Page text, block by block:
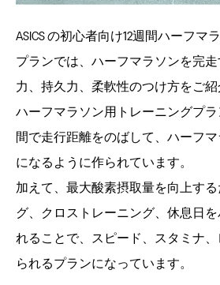
ASICS の初心者向け12週間ハーフマ
プランでは、ハーフマラソンを完
力、持久力、柔軟性のつけ方をご紹
ハーフマラソン用トレーニングプラ
間で走行距離をのばして、ハーフ
になるように作られています。
加えて、最大酸素摂取量を向上す
グ、クロストレーニング、休息日
れることで、スピード、スタミナ
られるプランになっています。